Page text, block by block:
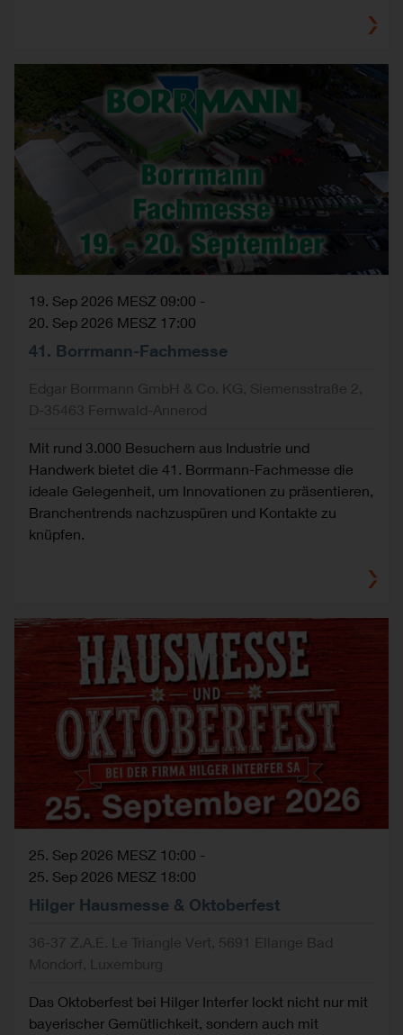
19. Sep 2026 MESZ 09:00 -
20. Sep 2026 MESZ 17:00
41. Borrmann-Fachmesse
Edgar Borrmann GmbH & Co. KG, Siemensstraße 2,
D-35463 Fernwald-Annerod
Mit rund 3.000 Besuchern aus Industrie und
Handwerk bietet die 41. Borrmann-Fachmesse die
ideale Gelegenheit, um Innovationen zu präsentieren,
Branchentrends nachzuspüren und Kontakte zu
knüpfen.
25. Sep 2026 MESZ 10:00 -
25. Sep 2026 MESZ 18:00
Hilger Hausmesse & Oktoberfest
36-37 Z.A.E. Le Triangle Vert, 5691 Ellange Bad
Mondorf, Luxemburg
Das Oktoberfest bei Hilger Interfer lockt nicht nur mit
bayerischer Gemütlichkeit, sondern auch mit